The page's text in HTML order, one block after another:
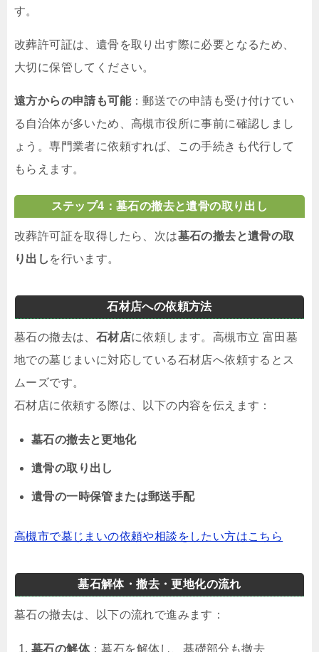
す。
改葬許可証は、遺骨を取り出す際に必要となるため、
大切に保管してください。
遠方からの申請も可能：郵送での申請も受け付けてい
る自治体が多いため、高槻市役所に事前に確認しまし
ょう。専門業者に依頼すれば、この手続きも代行して
もらえます。
ステップ4：墓石の撤去と遺骨の取り出し
改葬許可証を取得したら、次は墓石の撤去と遺骨の取
り出し を行います。
石材店への依頼方法
墓石の撤去は、 石材店に依頼します。高槻市立 富田墓
地での墓じまいに対応している石材店へ依頼するとス
ムーズです。
石材店に依頼する際は、以下の内容を伝えます：
墓石の撤去と更地化
遺骨の取り出し
遺骨の一時保管または郵送手配
高槻市で墓じまいの依頼や相談をしたい方はこちら
墓石解体・撤去・更地化の流れ
墓石の撤去は、以下の流れで進みます：
墓石の解体：墓石を解体し、基礎部分も撤去